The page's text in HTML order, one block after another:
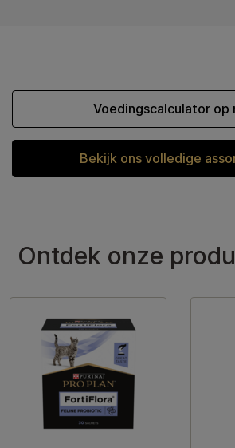
Bekijk ons volledige
Voedingscalculator op
Ontdek onze